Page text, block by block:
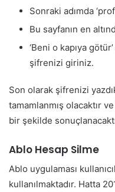
Sonraki adımda
Bu sayfanın en
‘Beni o kapıya
şifrenizi giriniz.
Son olarak şifrenizi
tamamlanmış olacaktır
bir şekilde
Ablo Hesap Silme
Ablo uygulaması
kullanılmaktadır. Hatta